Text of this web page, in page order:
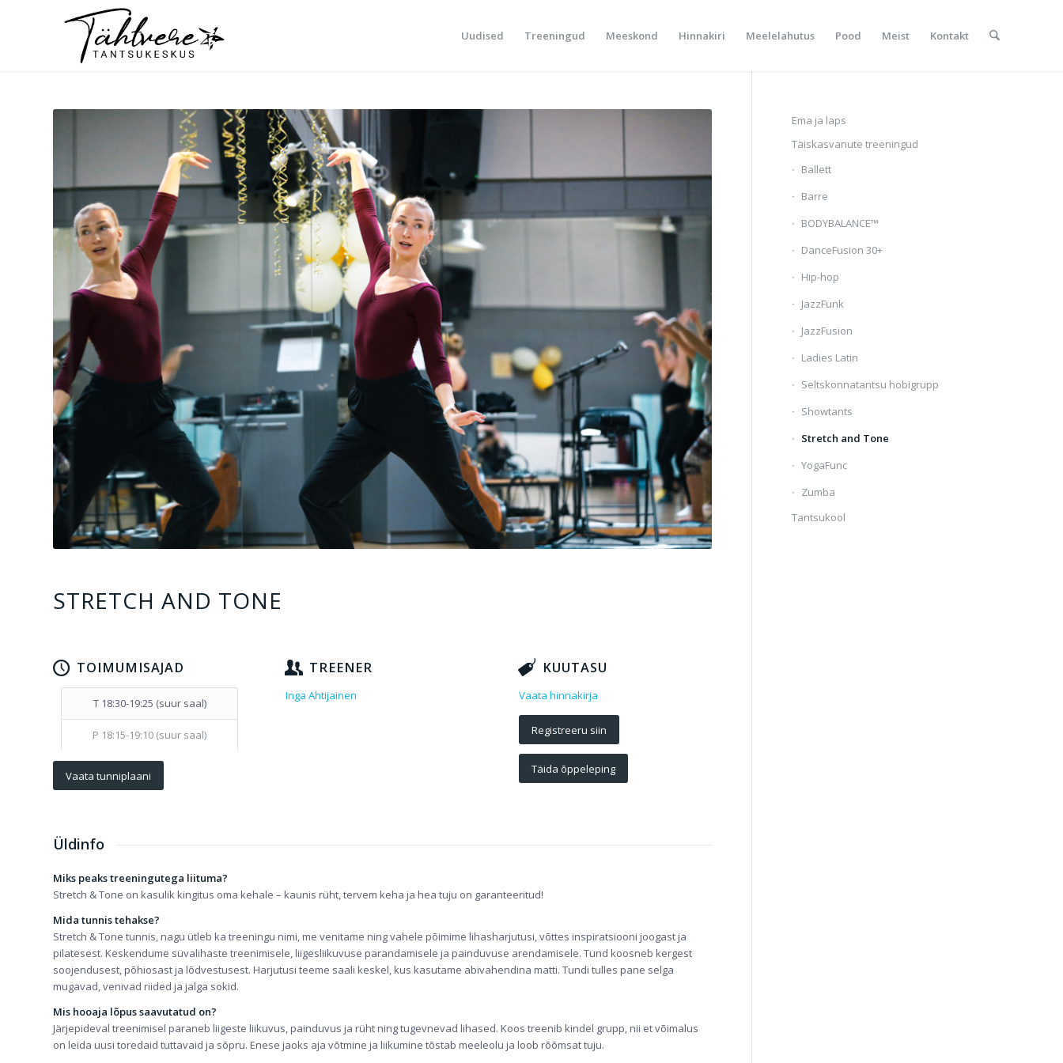
Uudised Treeningud Meeskond Hinnakiri Meelelahutus Pood Meist Kontakt
STRETCH AND TONE
TOIMUMISAJAD
T 18:30-19:25 (suur saal)
P 18:15-19:10 (suur saal)
Vaata tunniplaani
TREENER
Inga Ahtijainen
KUUTASU
Vaata hinnakirja
Registreeru siin
Täida õppeleping
Üldinfo
Miks peaks treeningutega liituma?
Stretch & Tone on kasulik kingitus oma kehale – kaunis rüht, tervem keha ja hea tuju on garanteeritud!
Mida tunnis tehakse?
Stretch & Tone tunnis, nagu ütleb ka treeningu nimi, me venitame ning vahele põimime lihasharjutusi, võttes inspiratsiooni joogast ja
pilatesest. Keskendume süvalihaste treenimisele, liigesliikuvuse parandamisele ja painduvuse arendamisele. Tund koosneb kergest
soojendusest, põhiosast ja lõdvestusest. Harjutusi teeme saali keskel, kus kasutame abivahendina matti. Tundi tulles pane selga
mugavad, venivad riided ja jalga sokid.
Mis hooaja lõpus saavutatud on?
Järjepideval treenimisel paraneb liigeste liikuvus, painduvus ja rüht ning tugevnevad lihased. Koos treenib kindel grupp, nii et võimalus
on leida uusi toredaid tuttavaid ja sõpru. Enese jaoks aja võtmine ja liikumine tõstab meeleolu ja loob rõõmsat tuju.
Ema ja laps
Täiskasvanute treeningud
Ballett
Barre
BODYBALANCE™
DanceFusion 30+
Hip-hop
JazzFunk
JazzFusion
Ladies Latin
Seltskonnatantsu hobigrupp
Showtants
Stretch and Tone
YogaFunc
Zumba
Tantsukool